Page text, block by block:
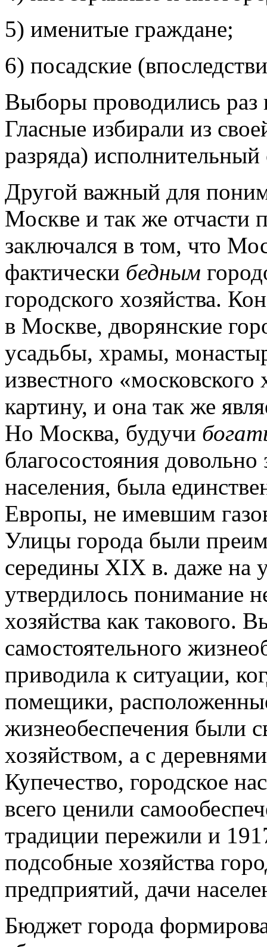
5) именитые граждане;
6) посадские
Выборы проводились раз
Гласные избирали из
разряда)
Другой важный для
Москве и так же отчасти
заключался в том, что
фактически бедным
городского хозяйства.
в Москве, дворянские
усадьбы, храмы,
известного
картину, и она так же
Но Москва, будучи
благосостояния довольно
населения, была
Европы, не имевшим
Улицы города были
середины ХIX в. даже на
утвердилось понимание
хозяйства как такового.
самостоятельного
приводила к ситуации,
помещики,
жизнеобеспечения были
хозяйством, а с
Купечество, городское
всего ценили
традиции пережили и
подсобные хозяйства
предприятий, дачи
Бюджет города